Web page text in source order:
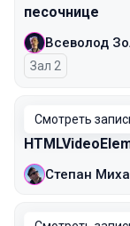
песочнице
Всеволод
Зал 2
Смотреть
Степан